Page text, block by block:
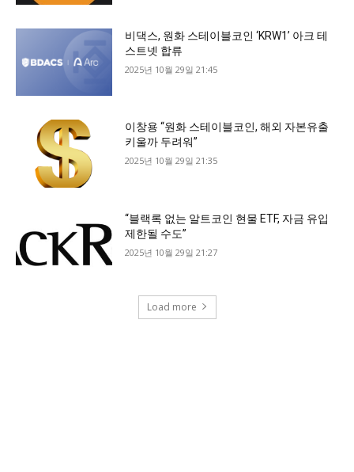
비댁스, 원화 스테이블코인 ‘KRW1’ 아크 테
스트넷 합류
2025년 10월 29일 21:45
이창용 “원화 스테이블코인, 해외 자본유출
키울까 두려워”
2025년 10월 29일 21:35
“블랙록 없는 알트코인 현물 ETF, 자금 유입
제한될 수도”
2025년 10월 29일 21:27
Load more